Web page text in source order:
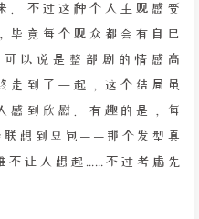
。不过这种个人主观感受
毕竟每个观众都会有自己
以说是整部剧的情感高
走到了一起，这个结局虽
感到欣慰。有趣的是，每
联想到豆包——那个发型真
不让人想起……不过考虑先